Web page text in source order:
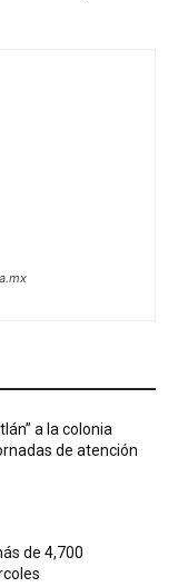
a la colonia
de atención
de 4,700